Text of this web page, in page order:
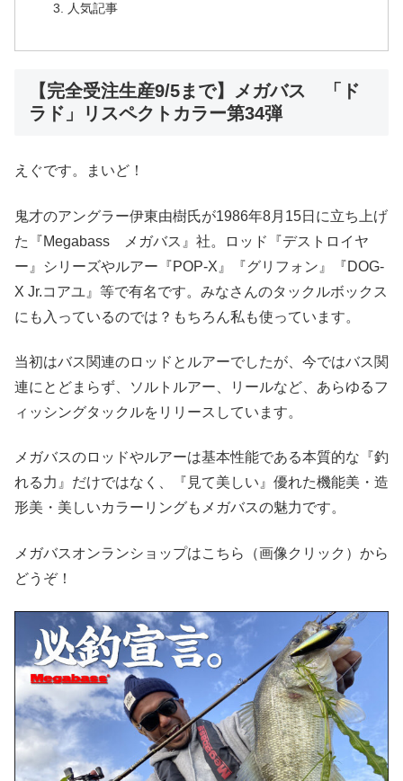
人気記事
【完全受注生産9/5まで】メガバス 「ド
ラド」リスペクトカラー第34弾
えぐです。まいど！
鬼才のアングラー伊東由樹氏が1986年8月15日に立ち上げ
た『Megabass メガバス』社。ロッド『デストロイヤ
ー』シリーズやルアー『POP-X』『グリフォン』『DOG-
X Jr.コアユ』等で有名です。みなさんのタックルボックス
にも入っているのでは？もちろん私も使っています。
当初はバス関連のロッドとルアーでしたが、今ではバス関
連にとどまらず、ソルトルアー、リールなど、あらゆるフ
ィッシングタックルをリリースしています。
メガバスのロッドやルアーは基本性能である本質的な『釣
れる力』だけではなく、『見て美しい』優れた機能美・造
形美・美しいカラーリングもメガバスの魅力です。
メガバスオンランショップはこちら（画像クリック）から
どうぞ！